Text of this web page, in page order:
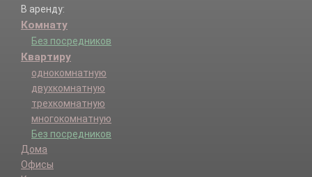
В аренду:
Комнату
Без посредников
Квартиру
однокомнатную
двухкомнатную
трехкомнатную
многокомнатную
Без посредников
Дома
Офисы